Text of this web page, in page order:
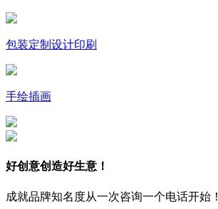
包装定制设计印刷
手绘插画
好创意创造好生意！
成就品牌知名度从一次咨询一个电话开始！